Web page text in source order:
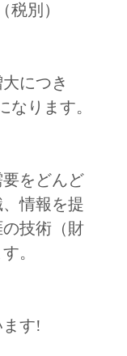
税別）
大につき
なります。
をどんど
情報を提
技術（財
。
す!